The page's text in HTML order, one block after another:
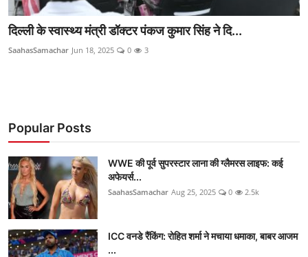
लाइफस्टाइल
टेक
दिल्ली के स्वास्थ्य मंत्री डॉक्टर पंकज कुमार सिंह ने दि...
SaahasSamachar Jun 18, 2025 0 3
Popular Posts
WWE की पूर्व सुपरस्टार लाना की ग्लैमरस लाइफ: कई
अफेयर्स...
SaahasSamachar Aug 25, 2025 0 2.5k
ICC वनडे रैंकिंग: रोहित शर्मा ने मचाया धमाका, बाबर आजम
...